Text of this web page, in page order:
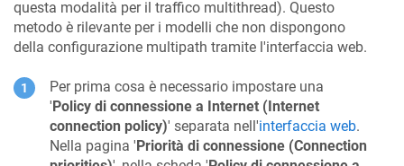
questa modalità per il traffico multithread). Questo
metodo è rilevante per i modelli che non dispongono
della configurazione multipath tramite l'interfaccia web.
Per prima cosa è necessario impostare una
' Policy di connessione a Internet (Internet
connection policy)' separata nell'interfaccia web.
Nella pagina ' Priorità di connessione (Connection